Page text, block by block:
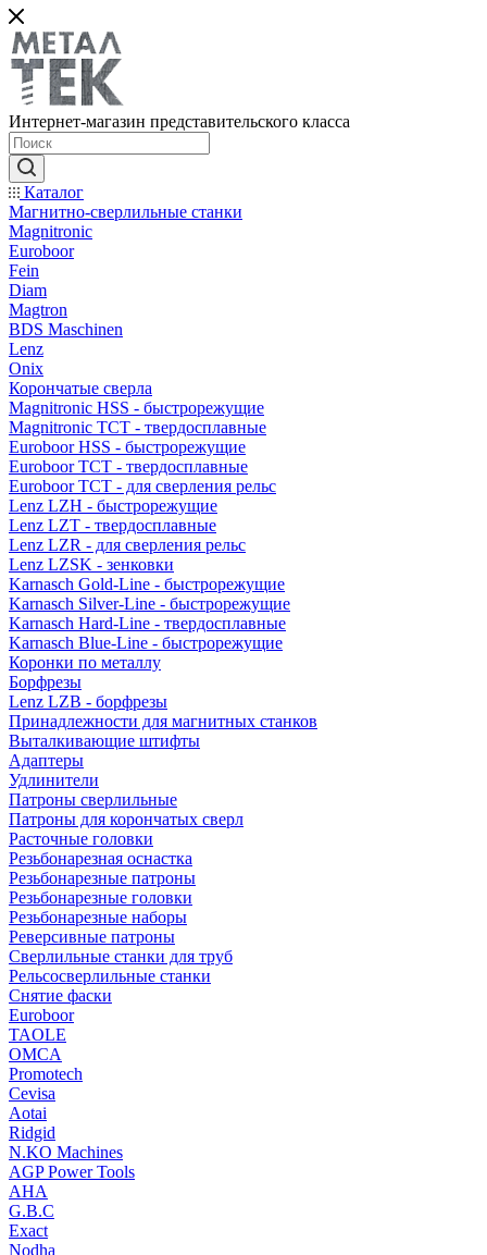
Интернет-магазин представительского класса
Каталог
Магнитно-сверлильные станки
Magnitronic
Euroboor
Fein
Diam
Magtron
BDS Maschinen
Lenz
Onix
Корончатые сверла
Magnitronic HSS - быстрорежущие
Magnitronic TCT - твердосплавные
Euroboor HSS - быстрорежущие
Euroboor TCT - твердосплавные
Euroboor TCT - для сверления рельс
Lenz LZH - быстрорежущие
Lenz LZT - твердосплавные
Lenz LZR - для сверления рельс
Lenz LZSK - зенковки
Karnasch Gold-Line - быстрорежущие
Karnasch Silver-Line - быстрорежущие
Karnasch Hard-Line - твердосплавные
Karnasch Blue-Line - быстрорежущие
Коронки по металлу
Борфрезы
Lenz LZB - борфрезы
Принадлежности для магнитных станков
Выталкивающие штифты
Адаптеры
Удлинители
Патроны сверлильные
Патроны для корончатых сверл
Расточные головки
Резьбонарезная оснастка
Резьбонарезные патроны
Резьбонарезные головки
Резьбонарезные наборы
Реверсивные патроны
Сверлильные станки для труб
Рельсосверлильные станки
Снятие фаски
Euroboor
TAOLE
OMCA
Promotech
Cevisa
Aotai
Ridgid
N.KO Machines
AGP Power Tools
AHA
G.B.C
Exact
Nodha